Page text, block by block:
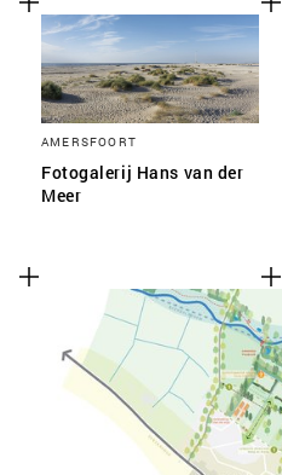
AMERSFOORT
Fotogalerij Hans van der
Meer